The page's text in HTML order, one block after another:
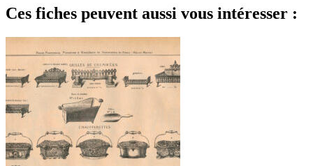
Ces fiches peuvent aussi vous intéresser :